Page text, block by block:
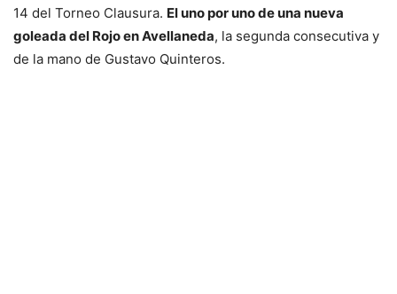
14 del Torneo Clausura. El uno por uno de una nueva
goleada del Rojo en Avellaneda, la segunda consecutiva y
de la mano de Gustavo Quinteros.